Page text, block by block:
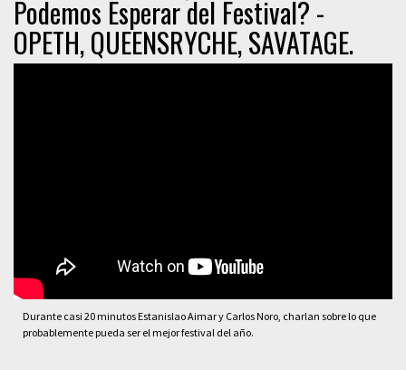
Podemos Esperar del Festival? -
OPETH, QUEENSRYCHE, SAVATAGE.
Durante casi 20 minutos Estanislao Aimar y Carlos Noro, charlan sobre lo que
probablemente pueda ser el mejor festival del año.